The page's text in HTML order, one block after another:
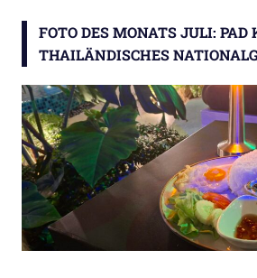
FOTO DES MONATS JULI: PAD
THAILÄNDISCHES